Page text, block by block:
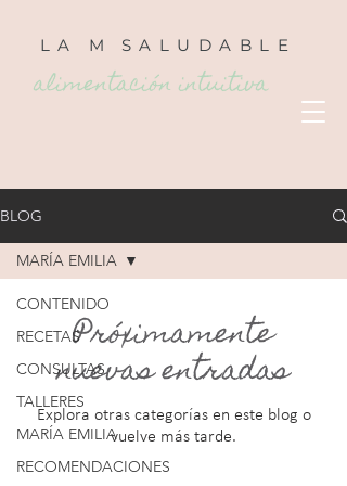
LA M SALUDABLE
alimentación intuitiva
BLOG
CONTENIDO
RECETAS
CONSULTAS
TALLERES
MARÍA EMILIA
RECOMENDACIONES
MARÍA EMILIA
Próximamente
nuevas entradas
Explora otras categorías en este blog o
vuelve más tarde.